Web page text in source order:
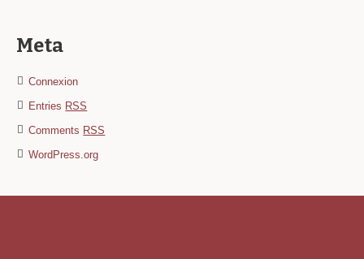
Meta
Connexion
Entries RSS
Comments RSS
WordPress.org